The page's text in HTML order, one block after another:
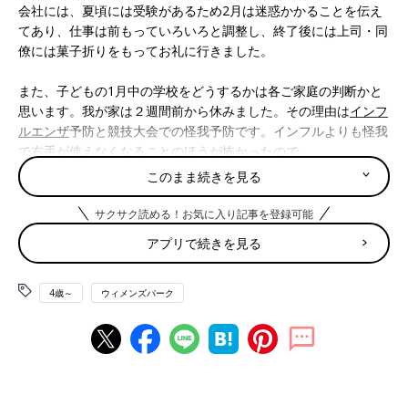
会社には、夏頃には受験があるため2月は迷惑かかることを伝え
てあり、仕事は前もっていろいろと調整し、終了後には上司・同
僚には菓子折りをもってお礼に行きました。
また、子どもの1月中の学校をどうするかは各ご家庭の判断かと
思います。我が家は２週間前から休みました。その理由はインフ
ルエンザ予防と競技大会での怪我予防です。インフルよりも怪我
で右手が使えなくなることのほうが怖かったので」
■ 夫単身赴任中のため、1.5日休んで１人で乗り切りました！
「フルタイム正社員で働いています。当時、夫は海外赴任中だっ
たため、1人で乗り切りました。
1日目は本命だったので、1日休みました（午前と午後の2校受
りは子ども1人で帰らせました（私はそのまま、1日目の合否を見
送り、私はそのまま遅刻で出勤。そのため、休んだのは1.5日で
このまま続きを見る
サクサク読める！お気に入り記事を登録可能
アプリで続きを見る
4歳～ ウィメンズパーク